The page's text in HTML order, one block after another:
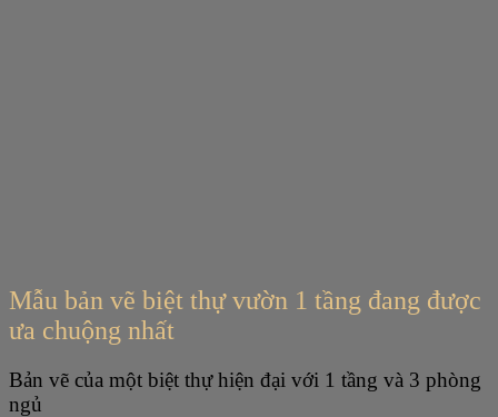
Mẫu bản vẽ biệt thự vườn 1 tầng đang được
ưa chuộng nhất
Bản vẽ của một biệt thự hiện đại với 1 tầng và 3 phòng
ngủ